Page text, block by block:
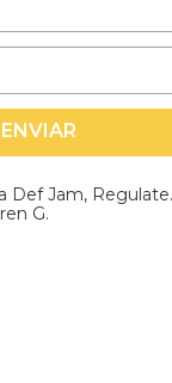
ENVIAR
Def Jam,
G.